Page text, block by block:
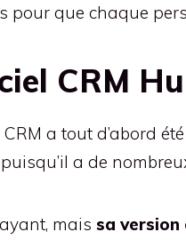
pour que chaque
CRM
a tout d’abord
a de
mais sa